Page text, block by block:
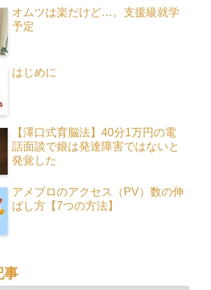
オムツは楽だけど…。支援級就学
予定
はじめに
【澤口式育脳法】40分1万円の電
話面談で娘は発達障害ではないと
発覚した
アメブロのアクセス（PV）数の伸
ばし方【7つの方法】
事